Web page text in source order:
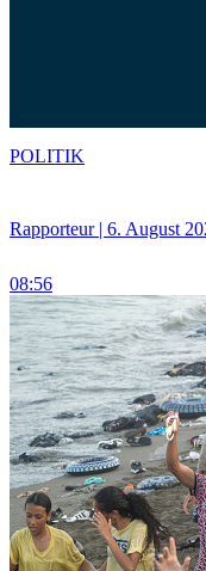
Rapporteur | 6. August
08:56
POLITIK